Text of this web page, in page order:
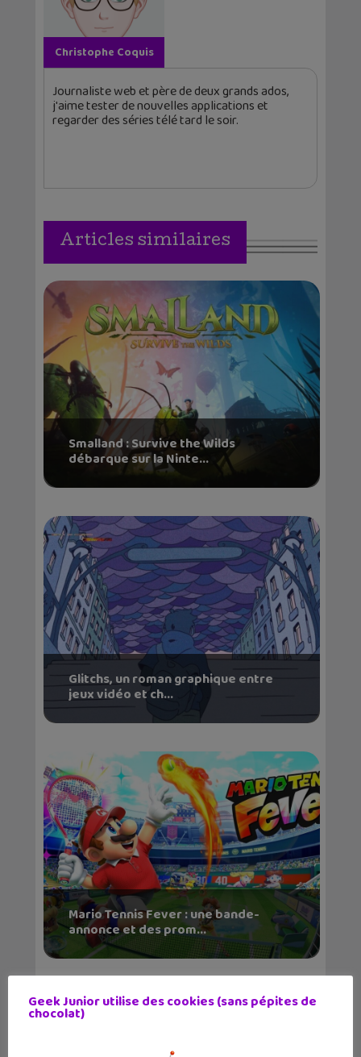
Christophe Coquis
Journaliste web et père de deux grands ados,
j'aime tester de nouvelles applications et
regarder des séries télé tard le soir.
Articles similaires
Smalland : Survive the Wilds
débarque sur la Ninte...
Glitchs, un roman graphique entre
jeux vidéo et ch...
Mario Tennis Fever : une bande-
annonce et des prom...
Geek Junior utilise des cookies (sans pépites de
chocolat)